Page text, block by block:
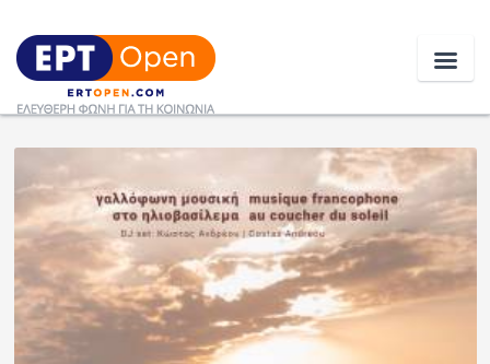
Ειδήσεις
Ελλάδα
Κοινωνία
Πολιτική